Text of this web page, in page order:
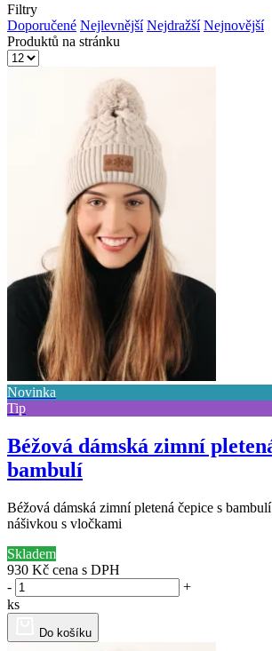
Filtry
Doporučené Nejlevnější Nejdražší Nejnovější
Produktů na stránku
Novinka
Tip
Béžová dámská zimní
bambulí
Béžová dámská zimní pletená čepice s
nášivkou s vločkami
Skladem
930 Kč cena s DPH
-
+
ks
Do košíku